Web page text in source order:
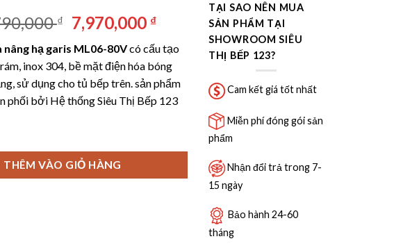
₫
Giá
gốc
là:
10,790,000 ₫.
7,970,000 ₫Giá
tại
là:
7,970,000 ₫.
nâng hạ garis ML06-80Vcó cấu tạo
inox 304, bề mặt điện hóa bóng
sử dụng cho tủ bếp trên. sản phẩm
phối bởi Hệ thống Siêu Thị Bếp 123
THÊM VÀO GIỎ HÀNG
TẠI SAO NÊN MUA
SẢN PHẨM TẠI
SHOWROOM SIÊU
THỊ BẾP 123?
Cam kết giá tốt nhất
Miễn phí đóng gói sản
phẩm
Nhận đổi trả trong 7-
15 ngày
Bảo hành 24-60
tháng